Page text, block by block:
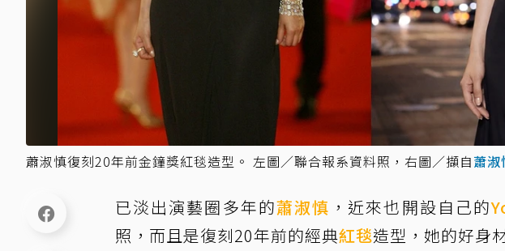
蕭淑慎復刻20年前金鐘獎紅毯造型。 左圖／聯合報系資料照，右圖／擷自蕭
已淡出演藝圈多年的蕭淑慎 ，近來也開設自己的
照，而且是復刻20年前的經典紅毯造型，她的好身